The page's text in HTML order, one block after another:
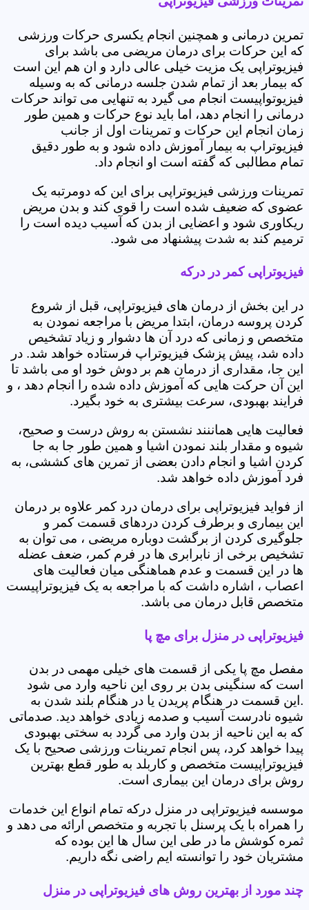
تمرین درمانی و همچنین انجام یکسری حرکات ورزشی
که این حرکات برای درمان مریضی می باشد برای
فیزیوتراپی یک مزیت خیلی عالی دارد و ان هم این است
که بیمار بعد از تمام شدن جلسه درمانی که به وسیله
فیزیوتواپیست انجام می گیرد به تنهایی می تواند حرکات
درمانی را انجام دهد، اما باید نوع حرکات و همین طور
زمان انجام این حرکات و تمرینات اول از جانب
فیزیوتراپ به بیمار آموزش داده شود و به طور دقیق
تمام مطالبی که گفته است او انجام داد.
تمرینات ورزشی فیزیوتراپی برای این که دومرتبه یک
عضوی که ضعیف شده است را قوی کند و بدن مریض
ریکاوری شود و اعضایی از بدن که آسیب دیده است را
ترمیم کند به شدت پیشنهاد می شود.
فیزیوتراپی کمر در درکه
در این بخش از درمان های فیزیوتراپی، قبل از شروع
کردن پروسه درمان، ابتدا مریض با مراجعه نمودن به
متخصص و زمانی که درد آن ها دشوار و زیاد تشخیص
داده شد، پیش پزشک فیزیوتراپ فرستاده خواهد شد. در
این جا، مقداری از درمان هم بر دوش خود او می باشد تا
این آن حرکت هایی که آموزش داده شده را انجام دهد ، و
فرایند بهبودی، سرعت بیشتری به خود بگیرد.
فعالیت هایی هماننند نشستن به روش درست و صحیح،
شیوه و مقدار بلند نمودن اشیا و همین طور جا به جا
کردن اشیا و انجام دادن بعضی از تمرین های کششی، به
فرد آموزش داده خواهد شد.
از فواید فیزیوتراپی برای درمان درد کمر علاوه بر درمان
این بیماری و برطرف کردن دردهای قسمت کمر و
جلوگیری کردن از برگشت دوباره مریضی ، می توان به
تشخیص برخی از نابرابری ها در فرم کمر، ضعف عضله
ها در این قسمت و عدم هماهنگی میان فعالیت های
اعصاب ، اشاره داشت که با مراجعه به یک فیزیوتراپیست
متخصص قابل درمان می باشد.
فیزیوتراپی در منزل برای مچ پا
مفصل مچ پا یکی از قسمت های خیلی مهمی در بدن
است که سنگینی بدن بر روی این ناحیه وارد می شود
.این قسمت در هنگام پریدن یا در هنگام بلند شدن به
شیوه نادرست آسیب و صدمه زیادی خواهد دید. صدماتی
که به این ناحیه از بدن وارد می گردد به سختی بهبودی
پیدا خواهد کرد، پس انجام تمرینات ورزشی صحیح با یک
فیزیوتراپیست متخصص و کاربلد به طور قطع بهترین
روش برای درمان این بیماری است.
موسسه فیزیوتراپی در منزل درکه تمام انواع این خدمات
را همراه با یک پرسنل با تجربه و متخصص ارائه می دهد و
ثمره کوشش ما در طی این سال ها این بوده که
مشتریان خود را توانسته ایم راضی نگه داریم.
چند مورد از بهترین روش های فیزیوتراپی در منزل